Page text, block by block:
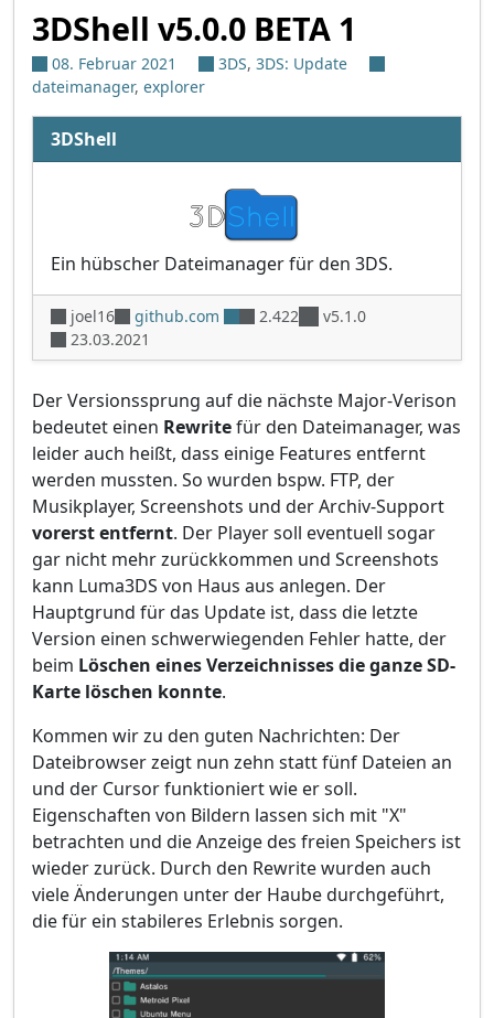
3DShell v5.0.0 BETA 1
08. Februar 2021 3DS, 3DS: Update
dateimanager, explorer
3DShell
Ein hübscher Dateimanager für den 3DS.
joel16 github.com 2.422
v5.1.0
23.03.2021
Der Versionssprung auf die nächste Major-Verison
bedeutet einen Rewritefür den Dateimanager, was
leider auch heißt, dass einige Features entfernt
werden mussten. So wurden bspw. FTP, der
Musikplayer, Screenshots und der Archiv-Support
vorerst entfernt. Der Player soll eventuell sogar
gar nicht mehr zurückkommen und Screenshots
kann Luma3DS von Haus aus anlegen. Der
Hauptgrund für das Update ist, dass die letzte
Version einen schwerwiegenden Fehler hatte, der
beim Löschen eines Verzeichnisses die ganze SD-
Karte löschen konnte.
Kommen wir zu den guten Nachrichten: Der
Dateibrowser zeigt nun zehn statt fünf Dateien an
und der Cursor funktioniert wie er soll.
Eigenschaften von Bildern lassen sich mit "X"
betrachten und die Anzeige des freien Speichers ist
wieder zurück. Durch den Rewrite wurden auch
viele Änderungen unter der Haube durchgeführt,
die für ein stabileres Erlebnis sorgen.